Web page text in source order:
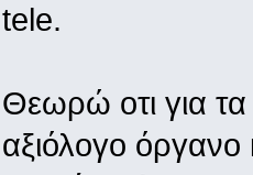
tele.
Θεωρώ οτι για
αξιόλογο